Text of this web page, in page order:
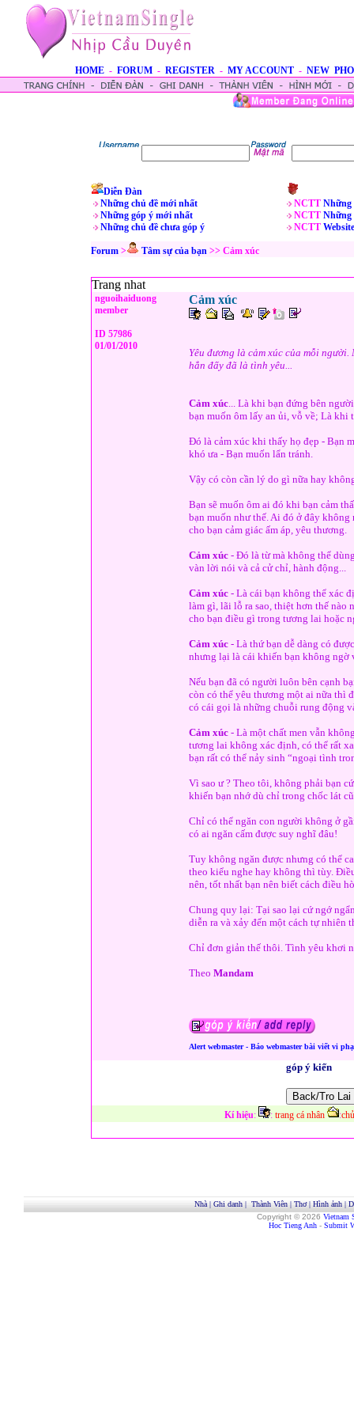
HOME - FORUM - REGISTER - MY ACCOUNT - NEW
Diễn Đàn
Những chủ đề mới nhất
Những góp ý mới nhất
Những chủ đề chưa góp ý
NCTT Những
NCTT Những
NCTT Website
Forum > Tâm sự của bạn >> Cảm xúc
Trang nhat
nguoihaiduong
member
ID 57986
01/01/2010
Cảm xúc
Yêu đương là cảm xúc của mỗi
hẳn đấy đã là tình yêu...
Cảm xúc... Là khi bạn đứng bên
bạn muốn ôm lấy an ủi, vỗ về; Là khi
Đó là cảm xúc khi thấy họ đẹp - Bạn
khó ưa - Bạn muốn lẩn tránh.
Vậy có còn cần lý do gì nữa hay
Bạn sẽ muốn ôm ai đó khi bạn cảm
bạn muốn như thế. Ai đó ở đây
cho bạn cảm giác ấm áp, yêu thương.
Cảm xúc - Đó là từ mà không thể
vàn lời nói và cả cử chỉ, hành động...
Cảm xúc - Là cái bạn không thể xác
làm gì, lãi lỗ ra sao, thiệt hơn thế nào
cho bạn điều gì trong tương lai hoặc
Cảm xúc - Là thứ bạn dễ dàng có
nhưng lại là cái khiến bạn không ngờ
Nếu bạn đã có người luôn bên cạnh
còn có thể yêu thương một ai nữa thì
có cái gọi là những chuỗi rung động
Cảm xúc - Là một chất men vẫn
tương lai không xác định, có thể rất
bạn rất có thể nảy sinh “ngoại tình
Vì sao ư ? Theo tôi, không phải bạn
khiến bạn nhớ dù chỉ trong chốc lát
Chỉ có thể ngăn con người không ở
có ai ngăn cấm được suy nghĩ đâu!
Tuy không ngăn được nhưng có thể
theo kiểu nghe hay không thì tùy.
nên, tốt nhất bạn nên biết cách điều
Chung quy lại: Tại sao lại cứ ngớ
diễn ra và xảy đến một cách tự nhiên
Chỉ đơn giản thế thôi. Tình yêu khơi
Theo Mandam
Alert webmaster - Báo webmaster bài viết vi
góp ý kiến
Kí hiệu: : trang cá nhân :
Nhà| Ghi danh| Thành Viên| Thơ| Hình ảnh|
Copyright © 2026 Vietnam
Hoc Tieng Anh - Submit